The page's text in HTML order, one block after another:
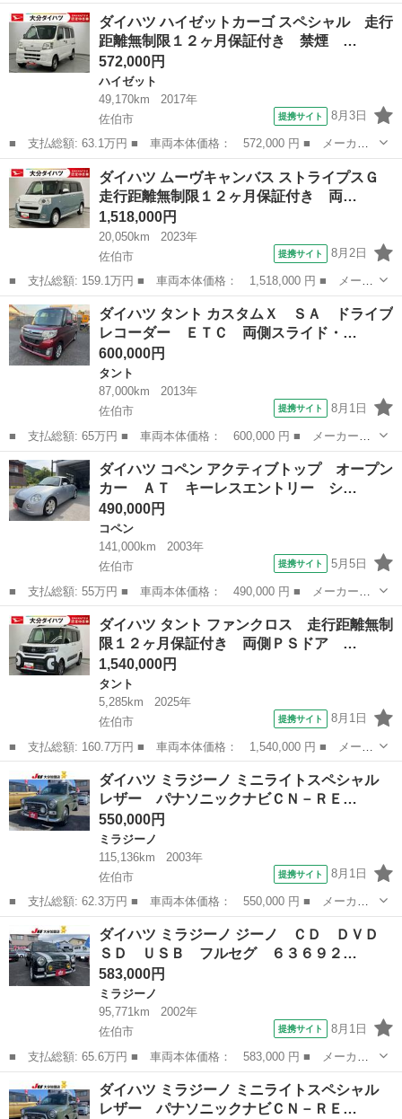
整備付）
ダイハツ ハイゼットカーゴ スペシャル 走行
距離無制限１２ヶ月保証付き 禁煙 …
572,000円
ハイゼット
49,170km
2017年
佐伯市
提携サイト 8月3日
■ 支払総額: 63.1万円 ■ 車両本体価格： 572,000 円 ■ メーカー
名： ダイハツ ■ 車種名： ハイゼットカーゴ ■ グレード名：
スペシャル 走行距離無制限１２ヶ月保証付き 禁煙 ＳＲＳ メン
テナンスノー...
大分 佐伯市 ハイゼット
ダイハツ ムーヴキャンバス ストライプスＧ
走行距離無制限１２ヶ月保証付き 両…
1,518,000円
20,050km
2023年
佐伯市
提携サイト 8月2日
■ 支払総額: 159.1万円 ■ 車両本体価格： 1,518,000 円 ■ メーカ
ー名： ダイハツ ■ 車種名： ムーヴキャンバス ■ グレード
名： ストライプスＧ 走行距離無制限１２ヶ月保証付き 両パワー
スライドドア...
大分 佐伯市 ダイハツ
ダイハツ タント カスタムＸ ＳＡ ドライブ
レコーダー ＥＴＣ 両側スライド・…
600,000円
タント
87,000km
2013年
佐伯市
提携サイト 8月1日
■ 支払総額: 65万円 ■ 車両本体価格： 600,000 円 ■ メーカー
名： ダイハツ ■ 車種名： タント ■ グレード名： カスタム
Ｘ ＳＡ ドライブレコーダー ＥＴＣ 両側スライド・片側電動
ナビ ＴＶ 衝突被...
大分 佐伯市 タント
ダイハツ コペン アクティブトップ オープン
カー ＡＴ キーレスエントリー シ…
490,000円
コペン
141,000km
2003年
佐伯市
提携サイト 5月5日
■ 支払総額: 55万円 ■ 車両本体価格： 490,000 円 ■ メーカー
名： ダイハツ ■ 車種名： コペン ■ グレード名： アクティブ
トップ オープンカー ＡＴ キーレスエントリー シートヒータ
ー アルミホイール...
大分 佐伯市 コペン
ダイハツ タント ファンクロス 走行距離無制
限１２ヶ月保証付き 両側ＰＳドア …
1,540,000円
タント
5,285km
2025年
佐伯市
提携サイト 8月1日
■ 支払総額: 160.7万円 ■ 車両本体価格： 1,540,000 円 ■ メーカ
ー名： ダイハツ ■ 車種名： タント ■ グレード名： ファンク
ロス 走行距離無制限１２ヶ月保証付き 両側ＰＳドア 衝突被害軽
減装置 ...
大分 佐伯市 タント
ダイハツ ミラジーノ ミニライトスペシャル
レザー パナソニックナビＣＮ－ＲＥ…
550,000円
ミラジーノ
115,136km
2003年
佐伯市
提携サイト 8月1日
■ 支払総額: 62.3万円 ■ 車両本体価格： 550,000 円 ■ メーカー
名： ダイハツ ■ 車種名： ミラジーノ ■ グレード名： ミニラ
イトスペシャル レザー パナソニックナビＣＮ－ＲＥ０７Ｄ Ｃ
Ｄ ＤＶＤ Ｓ...
大分 佐伯市 ミラジーノ
ダイハツ ミラジーノ ジーノ ＣＤ ＤＶＤ
ＳＤ ＵＳＢ フルセグ ６３６９２…
583,000円
ミラジーノ
95,771km
2002年
佐伯市
提携サイト 8月1日
■ 支払総額: 65.6万円 ■ 車両本体価格： 583,000 円 ■ メーカー
名： ダイハツ ■ 車種名： ミラジーノ ■ グレード名： ジー
ノ ＣＤ ＤＶＤ ＳＤ ＵＳＢ フルセグ ６３６９２ｋｍ時タイ
ミングベルト交...
大分 佐伯市 ミラジーノ
ダイハツ ミラジーノ ミニライトスペシャル
レザー パナソニックナビＣＮ－ＲＥ…